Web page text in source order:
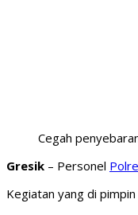
Cegah
Gresik – Personel
Kegiatan yang di